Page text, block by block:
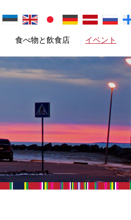
食べ物と飲食店 イベント